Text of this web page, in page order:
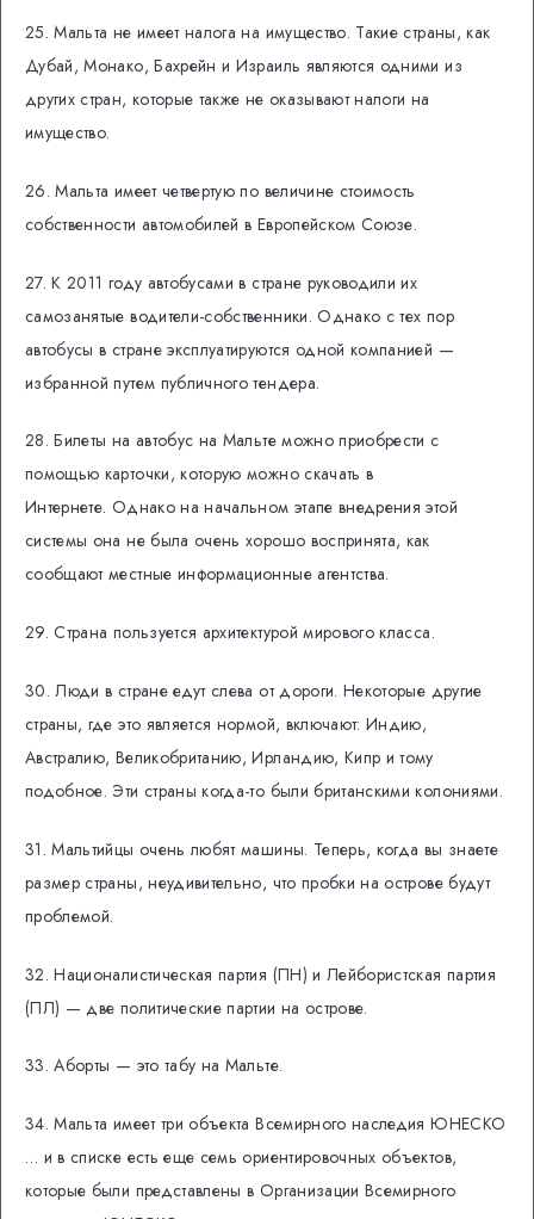
25. Мальта не имеет налога на имущество. Такие страны, как
Дубай, Монако, Бахрейн и Израиль являются одними из
других стран, которые также не оказывают налоги на
имущество.
26. Мальта имеет четвертую по величине стоимость
собственности автомобилей в Европейском Союзе.
27. К 2011 году автобусами в стране руководили их
самозанятые водители-собственники. Однако с тех пор
автобусы в стране эксплуатируются одной компанией —
избранной путем публичного тендера.
28. Билеты на автобус на Мальте можно приобрести с
помощью карточки, которую можно скачать в
Интернете. Однако на начальном этапе внедрения этой
системы она не была очень хорошо воспринята, как
сообщают местные информационные агентства.
29. Страна пользуется архитектурой мирового класса.
30. Люди в стране едут слева от дороги. Некоторые другие
страны, где это является нормой, включают: Индию,
Австралию, Великобританию, Ирландию, Кипр и тому
подобное. Эти страны когда-то были британскими колониями.
31. Мальтийцы очень любят машины. Теперь, когда вы знаете
размер страны, неудивительно, что пробки на острове будут
проблемой.
32. Националистическая партия (ПН) и Лейбористская партия
(ПЛ) — две политические партии на острове.
33. Аборты — это табу на Мальте.
34. Мальта имеет три объекта Всемирного наследия ЮНЕСКО
… и в списке есть еще семь ориентировочных объектов,
которые были представлены в Организации Всемирного